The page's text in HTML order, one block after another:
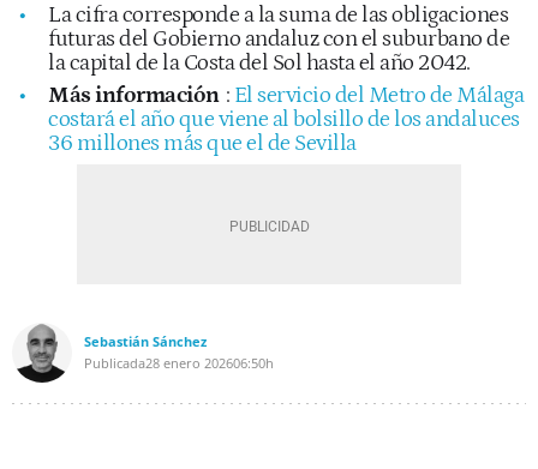
La cifra corresponde a la suma de las obligaciones
futuras del Gobierno andaluz con el suburbano de
la capital de la Costa del Sol hasta el año 2042.
Más información : El servicio del Metro de Málaga
costará el año que viene al bolsillo de los andaluces
36 millones más que el de Sevilla
Sebastián Sánchez
Publicada28 enero 202606:50h